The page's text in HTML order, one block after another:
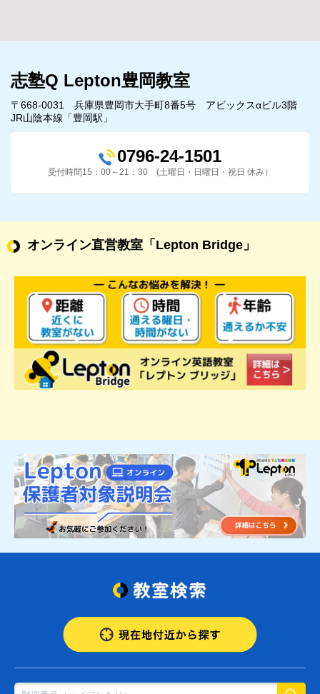
志塾Q Lepton豊岡教室
〒668-0031 兵庫県豊岡市大手町8番5号 アビックスαビル3階
JR山陰本線「豊岡駅」
0796-24-1501
受付時間15：00～21：30 (土曜日・日曜日・祝日 休み）
オンライン直営教室 「Lepton Bridge」